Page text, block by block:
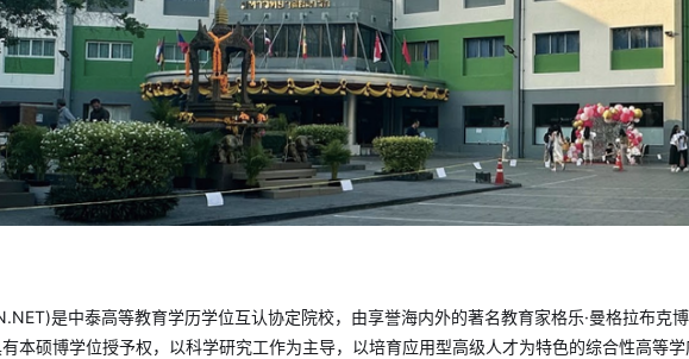
)是中泰高等教育学历学位互认协定院校，由享誉海内外的著名教育家格乐·曼格拉布克
本硕博学位授予权，以科学研究工作为主导，以培育应用型高级人才为特色的综合性高等学